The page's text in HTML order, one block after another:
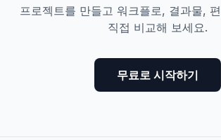
프로젝트를 만들고 워크플로, 결과물,
직접 비교해 보세요.
무료로 시작하기